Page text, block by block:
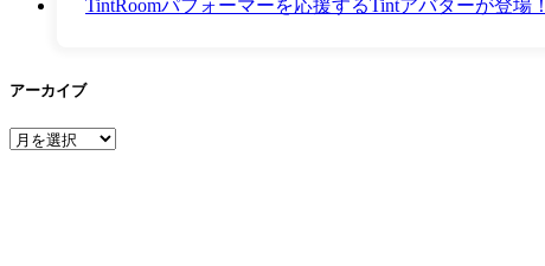
TintRoomパフォーマーを応援するTintアバターが登
アーカイブ
ア